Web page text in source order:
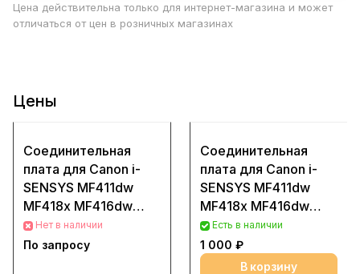
Цена действительна только для интернет-магазина и может
отличаться от цен в розничных магазинах
Цены
Соединительная
плата для Canon i-
SENSYS MF411dw
MF418x MF416dw
FM1-R906 (Деталь с
разбора (Б/у))
Нет в наличии
По запросу
Соединительная
плата для Canon i-
SENSYS MF411dw
MF418x MF416dw
FM1-R906 (Деталь с
разбора (Б/у))
Есть в наличии
1 000 ₽
В корзину